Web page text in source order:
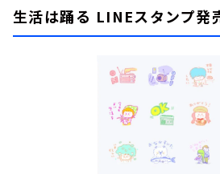
生活は踊る LINEスタンプ発